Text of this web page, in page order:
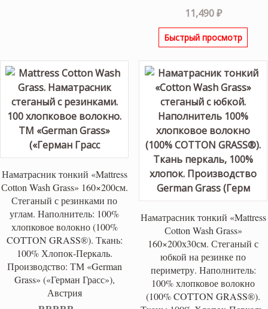
11,490₽
Быстрый просмотр
Наматрасник тонкий «Mattress
Сotton Wash Grass» 160×200см.
Стеганый с резинками по
углам. Наполнитель: 100%
хлопковое волокно (100%
COTТON GRASS®). Ткань:
100% Хлопок-Перкаль.
Производство: ТМ «German
Grass» («Герман Грасс»),
Австрия
Наматрасник тонкий «Mattress
Сotton Wash Grass»
160×200х30см. Стеганый с
юбкой на резинке по
периметру. Наполнитель:
100% хлопковое волокно
(100% COTТON GRASS®).